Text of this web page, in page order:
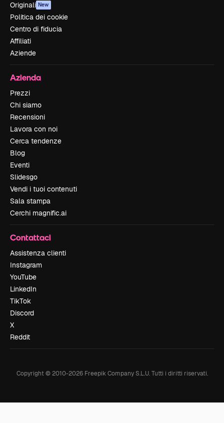
Originali New
Politica dei cookie
Centro di fiducia
Affiliati
Aziende
Azienda
Prezzi
Chi siamo
Recensioni
Lavora con noi
Cerca tendenze
Blog
Eventi
Slidesgo
Vendi i tuoi contenuti
Sala stampa
Cerchi magnific.ai
Contattaci
Assistenza clienti
Instagram
YouTube
LinkedIn
TikTok
Discord
X
Reddit
Copyright © 2010-2026Freepik Company S.L.U. Tutti i diritti riservati.